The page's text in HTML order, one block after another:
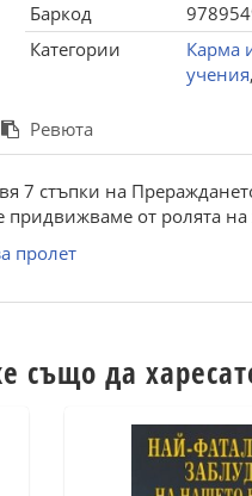
Баркод
Категории
Карма
учения,
Ревюта
7 стъпки на
придвижваме от ролята
пролет
също да